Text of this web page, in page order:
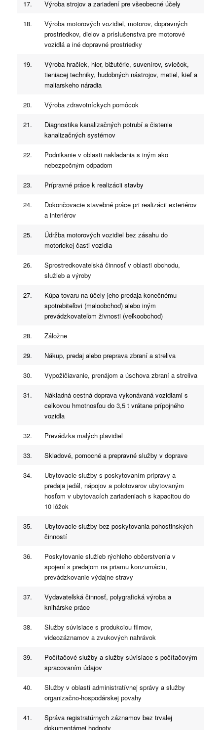
17. Výroba strojov a zariadení pre všeobecné účely
18.
Výroba motorových vozidiel, motorov, dopravných
prostriedkov, dielov a príslušenstva pre motorové
vozidlá a iné dopravné prostriedky
19.
Výroba hračiek, hier, bižutérie, suvenírov, sviečok,
tieniacej techniky, hudobných nástrojov, metiel, kief a
maliarskeho náradia
20. Výroba zdravotníckych pomôcok
21.
Diagnostika kanalizačných potrubí a čistenie
kanalizačných systémov
22.
Podnikanie v oblasti nakladania s iným ako
nebezpečným odpadom
23. Prípravné práce k realizácii stavby
24.
Dokončovacie stavebné práce pri realizácii exteriérov
a interiérov
25.
Údržba motorových vozidiel bez zásahu do
motorickej časti vozidla
26.
Sprostredkovateľská činnosť v oblasti obchodu,
služieb a výroby
27.
Kúpa tovaru na účely jeho predaja konečnému
spotrebiteľovi (maloobchod) alebo iným
prevádzkovateľom živnosti (veľkoobchod)
28. Záložne
29. Nákup, predaj alebo preprava zbraní a streliva
30. Vypožičiavanie, prenájom a úschova zbraní a streliva
31.
Nákladná cestná doprava vykonávaná vozidlami s
celkovou hmotnosťou do 3,5 t vrátane prípojného
vozidla
32. Prevádzka malých plavidiel
33. Skladové, pomocné a prepravné služby v doprave
34.
Ubytovacie služby s poskytovaním prípravy a
predaja jedál, nápojov a polotovarov ubytovaným
hosťom v ubytovacích zariadeniach s kapacitou do
10 lôžok
35.
Ubytovacie služby bez poskytovania pohostinských
činností
36.
Poskytovanie služieb rýchleho občerstvenia v
spojení s predajom na priamu konzumáciu,
prevádzkovanie výdajne stravy
37.
Vydavateľská činnosť, polygrafická výroba a
knihárske práce
38.
Služby súvisiace s produkciou filmov,
videozáznamov a zvukových nahrávok
39.
Počítačové služby a služby súvisiace s počítačovým
spracovaním údajov
40.
Služby v oblasti administratívnej správy a služby
organizačno-hospodárskej povahy
41.
Správa registratúrnych záznamov bez trvalej
dokumentárnej hodnoty